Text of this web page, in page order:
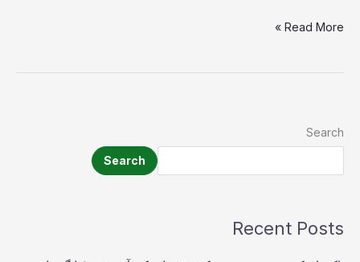
Read More »
Search
Search
Recent Posts